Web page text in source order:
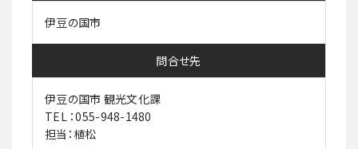
伊豆の国市
問合せ先
伊豆の国市 観光文化課
TEL ：055-948-1480
担当：植松